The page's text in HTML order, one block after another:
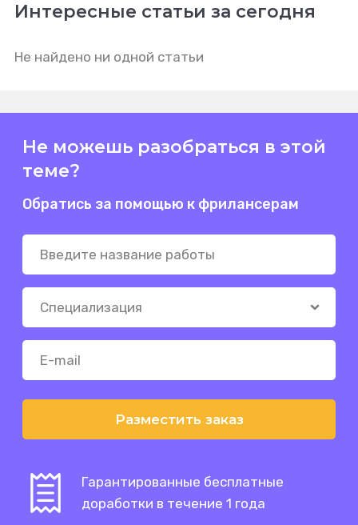
Интересные статьи за сегодня
Не найдено ни одной статьи
Не можешь разобраться в этой
теме?
Обратись за помощью к фрилансерам
Разместить заказ
Гарантированные бесплатные
доработки в течение 1 года